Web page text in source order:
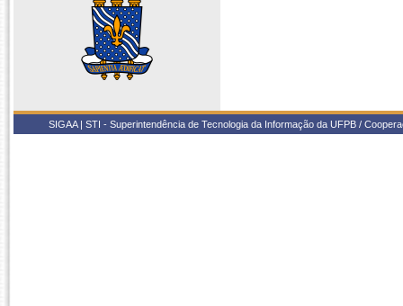
SIGAA | STI - Superintendência de Tecnologia da Informação da UFPB /